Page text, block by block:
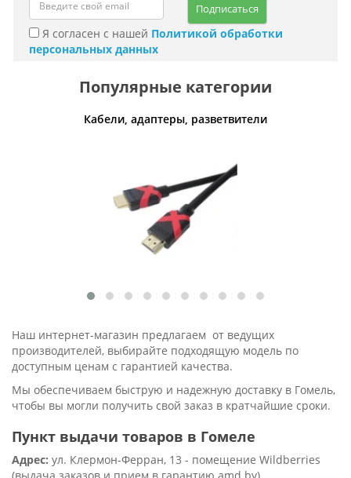
Подписаться
Я согласен с нашей Политикой обработки
персональных данных
Популярные категории
Кабели, адаптеры, разветвители
Наш интернет-магазин предлагаем от ведущих
производителей, выбирайте подходящую модель по
доступным ценам с гарантией качества.
Мы обеспечиваем быструю и надежную доставку в Гомель,
чтобы вы могли получить свой заказ в кратчайшие сроки.
Пункт выдачи товаров в Гомеле
Адрес: ул. Клермон-Ферран, 13 - помещение Wildberries
(выдача заказов и прием в гарантию amd.by)